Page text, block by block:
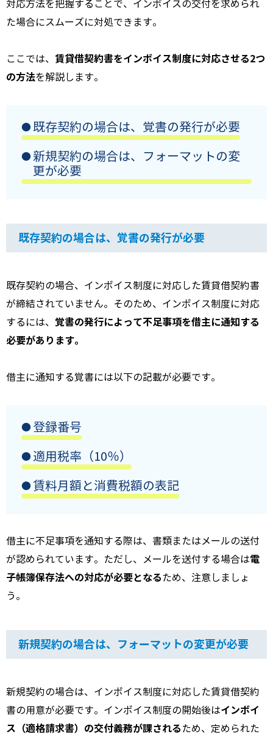
対応方法を把握することで、インボイスの交付を求められ
た場合にスムーズに対処できます。
ここでは、 賃貸借契約書をインボイス制度に対応させる2つ
の方法を解説します。
既存契約の場合は、覚書の発行が必要
新規契約の場合は、フォーマットの変
更が必要
既存契約の場合は、覚書の発行が必要
既存契約の場合、インボイス制度に対応した賃貸借契約書
が締結されていません。そのため、インボイス制度に対応
するには、 覚書の発行によって不足事項を借主に通知する
必要があります。
借主に通知する覚書には以下の記載が必要です。
登録番号
適用税率（10％）
賃料月額と消費税額の表記
借主に不足事項を通知する際は、書類またはメールの送付
が認められています。ただし、メールを送付する場合は電
子帳簿保存法への対応が必要となる ため、注意しましょ
う。
新規契約の場合は、フォーマットの変更が必要
新規契約の場合は、インボイス制度に対応した賃貸借契約
書の用意が必要です。インボイス制度の開始後はインボイ
ス（適格請求書）の交付義務が課される ため、定められた